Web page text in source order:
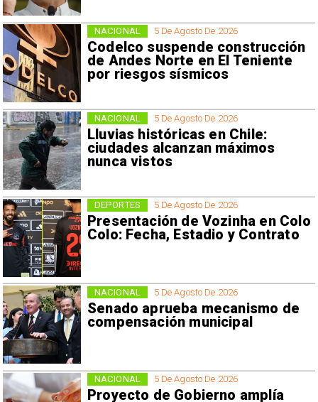
5 De Agosto De 2026
Codelco suspende construcción
de Andes Norte en El Teniente
por riesgos sísmicos
NACIONAL
5 De Agosto De 2026
Lluvias históricas en Chile:
ciudades alcanzan máximos
nunca vistos
NACIONAL
5 De Agosto De 2026
Presentación de Vozinha en Colo
Colo: Fecha, Estadio y Contrato
DEPORTES
5 De Agosto De 2026
Senado aprueba mecanismo de
compensación municipal
NACIONAL
5 De Agosto De 2026
Proyecto de Gobierno amplía
NACIONAL